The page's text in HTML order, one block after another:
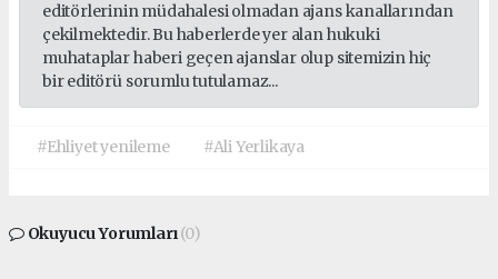
editörlerinin müdahalesi olmadan ajans kanallarından
çekilmektedir. Bu haberlerde yer alan hukuki
muhataplar haberi geçen ajanslar olup sitemizin hiç
bir editörü sorumlu tutulamaz...
#Ehliyet yenileme #Ali Yerlikaya
Okuyucu Yorumları(0)